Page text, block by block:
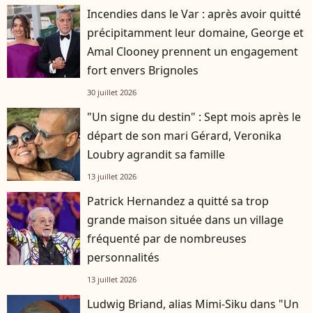
Incendies dans le Var : après avoir quitté
précipitamment leur domaine, George et
Amal Clooney prennent un engagement
fort envers Brignoles
30 juillet 2026
"Un signe du destin" : Sept mois après le
départ de son mari Gérard, Veronika
Loubry agrandit sa famille
13 juillet 2026
Patrick Hernandez a quitté sa trop
grande maison située dans un village
fréquenté par de nombreuses
personnalités
13 juillet 2026
Ludwig Briand, alias Mimi-Siku dans "Un